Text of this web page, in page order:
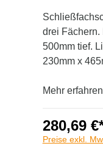
drei Fächern.
500mm tief.
230mm x
Mehr erfahren
280,69
Preise exkl.